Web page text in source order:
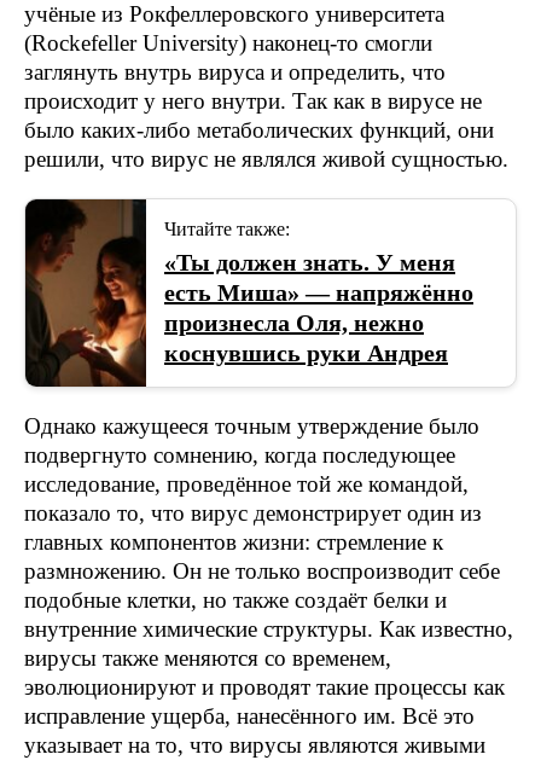
учёные из Рокфеллеровского университета
(Rockefeller University) наконец-то смогли
заглянуть внутрь вируса и определить, что
происходит у него внутри. Так как в вирусе не
было каких-либо метаболических функций, они
решили, что вирус не являлся живой сущностью.
Читайте также:
«Ты должен знать. У меня
есть Миша» — напряжённо
произнесла Оля, нежно
коснувшись руки Андрея
Однако кажущееся точным утверждение было
подвергнуто сомнению, когда последующее
исследование, проведённое той же командой,
показало то, что вирус демонстрирует один из
главных компонентов жизни: стремление к
размножению. Он не только воспроизводит себе
подобные клетки, но также создаёт белки и
внутренние химические структуры. Как известно,
вирусы также меняются со временем,
эволюционируют и проводят такие процессы как
исправление ущерба, нанесённого им. Всё это
указывает на то, что вирусы являются живыми